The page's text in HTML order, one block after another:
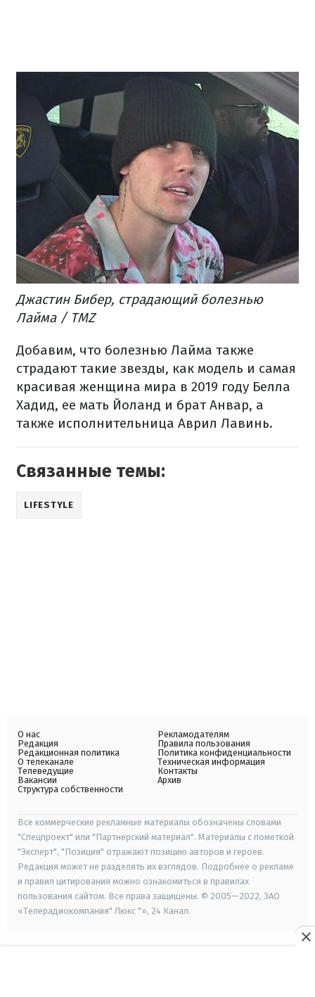
Джастин Бибер, страдающий болезнью
Лайма / TMZ
Добавим, что болезнью Лайма также
страдают такие звезды, как модель и самая
красивая женщина мира в 2019 году Белла
Хадид, ее мать Йоланд и брат Анвар, а
также исполнительница Аврил Лавинь.
Связанные темы:
LIFESTYLE
О нас
Редакция
Редакционная политика
О телеканале
Телеведущие
Вакансии
Структура собственности
Рекламодателям
Правила пользования
Политика конфиденциальности
Техническая информация
Контакты
Архив
Все коммерческие рекламные материалы обозначены словами
"Спецпроект" или "Партнерский материал". Материалы с пометкой
"Эксперт", "Позиция" отражают позицию авторов и героев.
Редакция может не разделять их взглядов. Подробнее о рекламе
и правил цитирования можно ознакомиться в правилах
пользования сайтом. Все права защищены. © 2005—2022, ЗАО
«Телерадиокомпания" Люкс "», 24 Канал.